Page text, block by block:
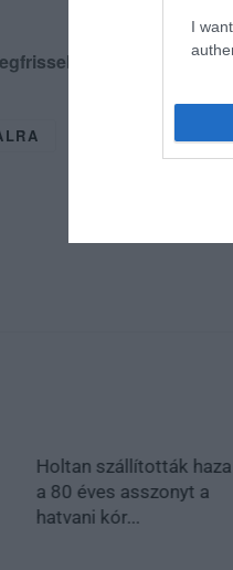
I
hírekről,
Holtan szállították haza
a 80 éves asszonyt a
hatvani kór...